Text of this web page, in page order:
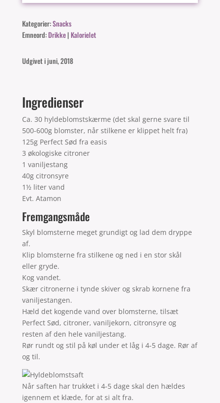
Kategorier:Snacks
Emneord:Drikke| Kalorielet
Udgivet i juni, 2018
Ingredienser
Ca. 30 hyldeblomstskærme (det skal gerne svare til
500-600g blomster, når stilkene er klippet helt fra)
125g Perfect Sød fra easis
3 økologiske citroner
1 vaniljestang
40g citronsyre
1½ liter vand
Evt. Atamon
Fremgangsmåde
Skyl blomsterne meget grundigt og lad dem dryppe
af.
Klip blomsterne fra stilkene og ned i en stor skål
eller gryde.
Kog vandet.
Skær citronerne i tynde skiver og skrab kornene fra
vaniljestangen.
Hæld det kogende vand over blomsterne, tilsæt
Perfect Sød, citroner, vaniljekorn, citronsyre og
resten af den hele vaniljestang.
Rør rundt og stil på køl under et låg i 4-5 dage. Rør af
og til.
Når saften har trukket i 4-5 dage skal den hældes
igennem et klæde, for at si alt fra.